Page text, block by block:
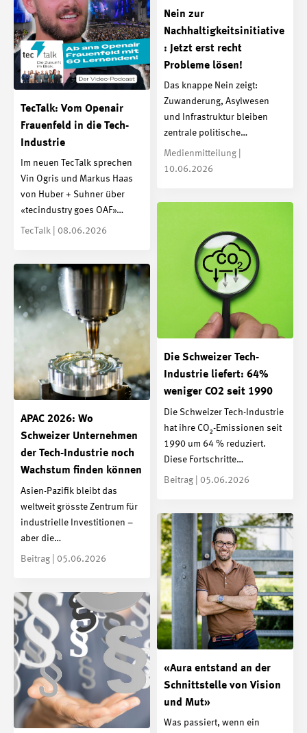
Nein zur
Nachhaltigkeitsinitiative
: Jetzt erst recht
Probleme lösen!
Das knappe Nein zeigt:
Zuwanderung, Asylwesen
und Infrastruktur bleiben
zentrale politische…
Medienmitteilung |
10.06.2026
TecTalk: Vom Openair
Frauenfeld in die Tech-
Industrie
Im neuen TecTalk sprechen
Vin Ogris und Markus Haas
von Huber + Suhner über
«tecindustry goes OAF»…
TecTalk | 08.06.2026
Die Schweizer Tech-
Industrie liefert: 64%
weniger CO2 seit 1990
Die Schweizer Tech-Industrie
hat ihre CO₂-Emissionen seit
1990 um 64 % reduziert.
Diese Fortschritte…
Beitrag | 05.06.2026
APAC 2026: Wo
Schweizer Unternehmen
der Tech-Industrie noch
Wachstum finden können
Asien-Pazifik bleibt das
weltweit grösste Zentrum für
industrielle Investitionen –
aber die…
Beitrag | 05.06.2026
«Aura entstand an der
Schnittstelle von Vision
und Mut»
Was passiert, wenn ein